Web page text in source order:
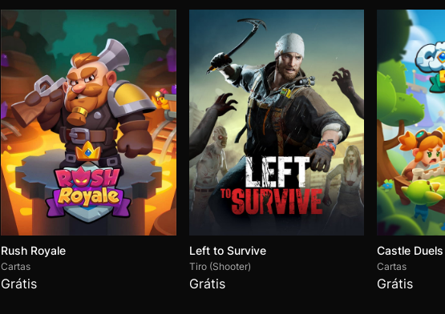
Rush Royale
Cartas
Grátis
Left to Survive
Tiro (Shooter)
Grátis
Castle Duels
Cartas
Grátis